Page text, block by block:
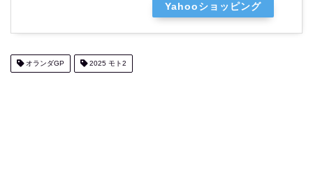
Yahooショッピング
オランダGP 2025 モト2